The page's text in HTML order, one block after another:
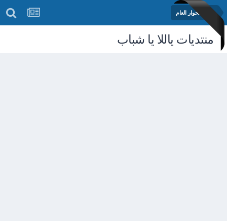
منتدى الحوار العام
منتديات ياللا يا شباب